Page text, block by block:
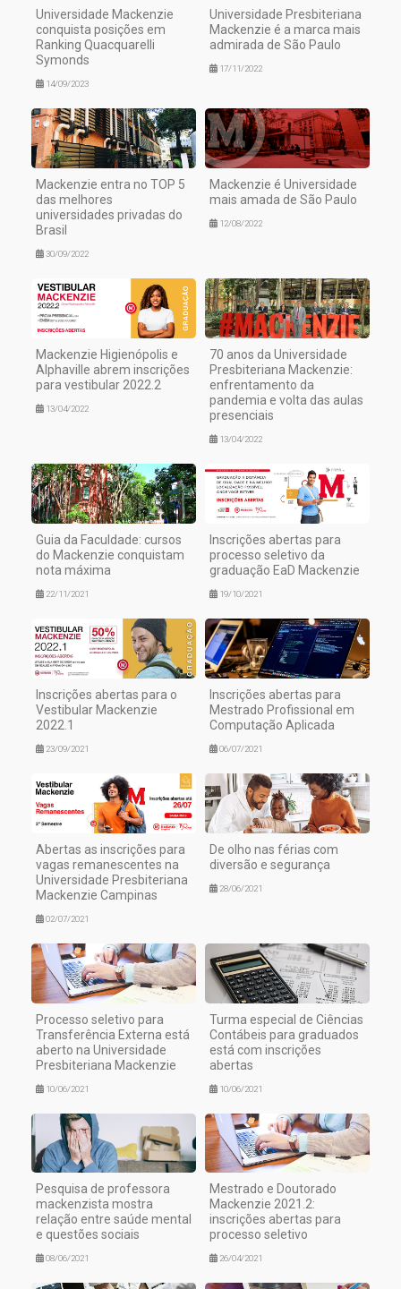
Universidade Mackenzie
conquista posições em
Ranking Quacquarelli
Symonds
14/09/2023
Universidade Presbiteriana
Mackenzie é a marca mais
admirada de São Paulo
17/11/2022
Mackenzie entra no TOP 5
das melhores
universidades privadas do
Brasil
30/09/2022
Mackenzie é Universidade
mais amada de São Paulo
12/08/2022
Mackenzie Higienópolis e
Alphaville abrem inscrições
para vestibular 2022.2
13/04/2022
70 anos da Universidade
Presbiteriana Mackenzie:
enfrentamento da
pandemia e volta das aulas
presenciais
13/04/2022
Guia da Faculdade: cursos
do Mackenzie conquistam
nota máxima
22/11/2021
Inscrições abertas para
processo seletivo da
graduação EaD Mackenzie
19/10/2021
Inscrições abertas para o
Vestibular Mackenzie
2022.1
23/09/2021
Inscrições abertas para
Mestrado Profissional em
Computação Aplicada
06/07/2021
Abertas as inscrições para
vagas remanescentes na
Universidade Presbiteriana
Mackenzie Campinas
02/07/2021
De olho nas férias com
diversão e segurança
28/06/2021
Processo seletivo para
Transferência Externa está
aberto na Universidade
Presbiteriana Mackenzie
10/06/2021
Turma especial de Ciências
Contábeis para graduados
está com inscrições
abertas
10/06/2021
Pesquisa de professora
mackenzista mostra
relação entre saúde mental
e questões sociais
08/06/2021
Mestrado e Doutorado
Mackenzie 2021.2:
inscrições abertas para
processo seletivo
26/04/2021